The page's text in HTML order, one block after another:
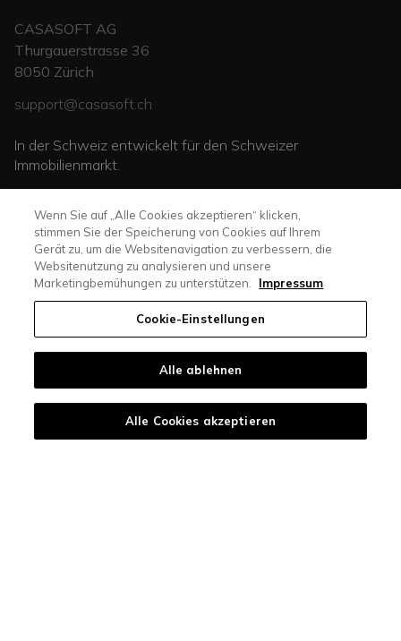
CASASOFT AG
Thurgauerstrasse 36
8050 Zürich
support@casasoft.ch
In der Schweiz entwickelt für den Schweizer
Immobilienmarkt.
Lösungen
Immobiliensoftware
Immobilienwebseiten
Lead Management
Projektwebseiten
Unternehmen
Über uns
Jobs
Newsletter abonnieren
Ombudsstelle
Wenn Sie auf „Alle Cookies akzeptieren“ klicken,
stimmen Sie der Speicherung von Cookies auf Ihrem
Gerät zu, um die Websitenavigation zu verbessern, die
Websitenutzung zu analysieren und unsere
Marketingbemühungen zu unterstützen.
Impressum
Cookie-Einstellungen
Alle ablehnen
Alle Cookies akzeptieren